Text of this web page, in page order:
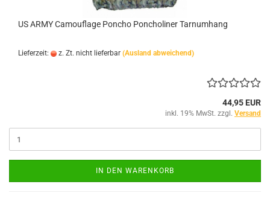
US ARMY Camouflage Poncho Poncholiner Tarnumhang
Lieferzeit: z. Zt. nicht lieferbar (Ausland abweichend)
44,95 EUR
inkl. 19% MwSt. zzgl. Versand
IN DEN WARENKORB